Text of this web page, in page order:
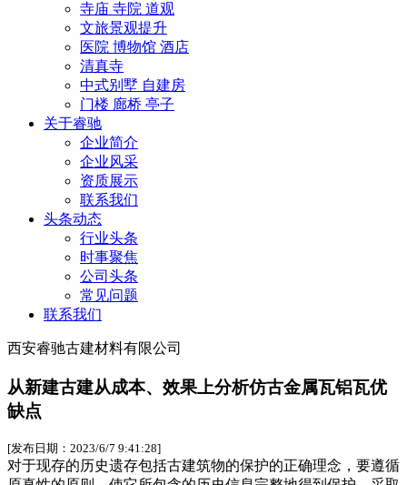
寺庙 寺院 道观
文旅景观提升
医院 博物馆 酒店
清真寺
中式别墅 自建房
门楼 廊桥 亭子
关于睿驰
企业简介
企业风采
资质展示
联系我们
头条动态
行业头条
时事聚焦
公司头条
常见问题
联系我们
西安睿驰古建材料有限公司
从新建古建从成本、效果上分析仿古金属瓦铝瓦优
缺点
[发布日期：2023/6/7 9:41:28]
对于现存的历史遗存包括古建筑物的保护的正确理念，要遵循